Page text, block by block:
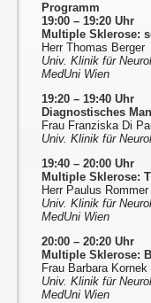
Programm
19:00 – 19:20 Uhr
Multiple Sklerose:
Herr Thomas Berger
Univ. Klinik für
MedUni Wien
19:20 – 19:40 Uhr
Diagnostisches
Frau Franziska Di
Univ. Klinik für
19:40 – 20:00 Uhr
Multiple Sklerose:
Herr Paulus Rommer
Univ. Klinik für
MedUni Wien
20:00 – 20:20 Uhr
Multiple Sklerose:
Frau Barbara Kornek
Univ. Klinik für
MedUni Wien